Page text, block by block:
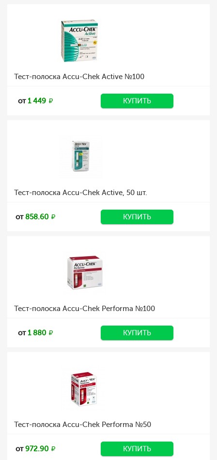
Тест-полоска Accu-Chek Active №100
от1 449 КУПИТЬ
Тест-полоска Accu-Chek Active, 50 шт.
от858.60 КУПИТЬ
Тест-полоска Accu-Chek Performa №100
от1 880 КУПИТЬ
Тест-полоска Accu-Chek Performa №50
от972.90 КУПИТЬ